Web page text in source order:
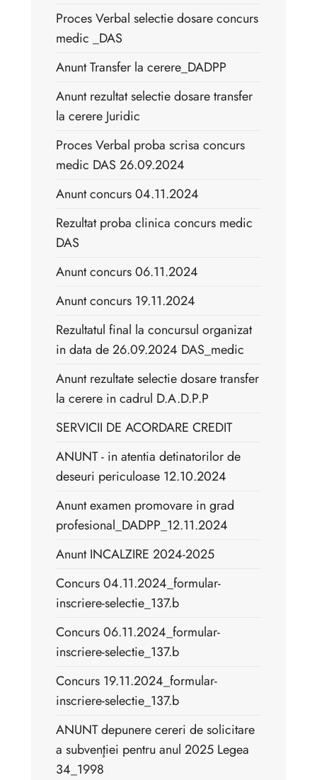
Proces Verbal selectie dosare concurs
medic _DAS
Anunt Transfer la cerere_DADPP
Anunt rezultat selectie dosare transfer
la cerere Juridic
Proces Verbal proba scrisa concurs
medic DAS 26.09.2024
Anunt concurs 04.11.2024
Rezultat proba clinica concurs medic
DAS
Anunt concurs 06.11.2024
Anunt concurs 19.11.2024
Rezultatul final la concursul organizat
in data de 26.09.2024 DAS_medic
Anunt rezultate selectie dosare transfer
la cerere in cadrul D.A.D.P.P
SERVICII DE ACORDARE CREDIT
ANUNT - in atentia detinatorilor de
deseuri periculoase 12.10.2024
Anunt examen promovare in grad
profesional_DADPP_12.11.2024
Anunt INCALZIRE 2024-2025
Concurs 04.11.2024_formular-
inscriere-selectie_137.b
Concurs 06.11.2024_formular-
inscriere-selectie_137.b
Concurs 19.11.2024_formular-
inscriere-selectie_137.b
ANUNT depunere cereri de solicitare
a subvenţiei pentru anul 2025 Legea
34_1998